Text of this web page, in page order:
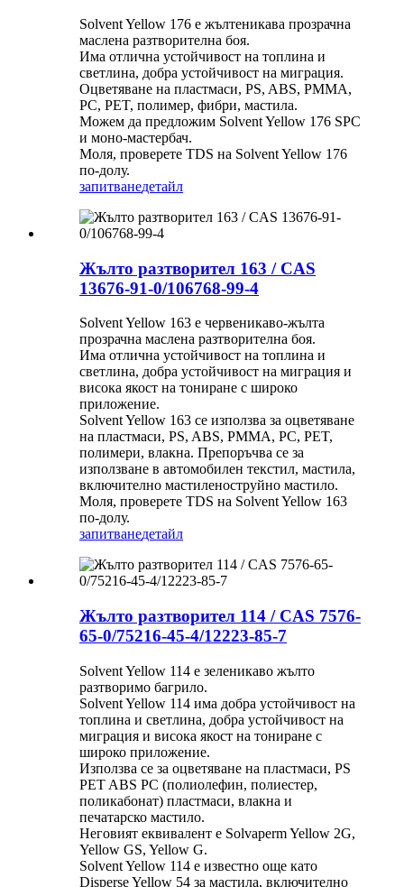
Solvent Yellow 176 е жълтеникава прозрачна
маслена разтворителна боя.
Има отлична устойчивост на топлина и
светлина, добра устойчивост на миграция.
Оцветяване на пластмаси, PS, ABS, PMMA,
PC, PET, полимер, фибри, мастила.
Можем да предложим Solvent Yellow 176 SPC
и моно-мастербач.
Моля, проверете TDS на Solvent Yellow 176
по-долу.
запитванедетайл
Жълто разтворител 163 / CAS
13676-91-0/106768-99-4
Solvent Yellow 163 е червеникаво-жълта
прозрачна маслена разтворителна боя.
Има отлична устойчивост на топлина и
светлина, добра устойчивост на миграция и
висока якост на тониране с широко
приложение.
Solvent Yellow 163 се използва за оцветяване
на пластмаси, PS, ABS, PMMA, PC, PET,
полимери, влакна. Препоръчва се за
използване в автомобилен текстил, мастила,
включително мастиленоструйно мастило.
Моля, проверете TDS на Solvent Yellow 163
по-долу.
запитванедетайл
Жълто разтворител 114 / CAS 7576-
65-0/75216-45-4/12223-85-7
Solvent Yellow 114 е зеленикаво жълто
разтворимо багрило.
Solvent Yellow 114 има добра устойчивост на
топлина и светлина, добра устойчивост на
миграция и висока якост на тониране с
широко приложение.
Използва се за оцветяване на пластмаси, PS
PET ABS PC (полиолефин, полиестер,
поликабонат) пластмаси, влакна и
печатарско мастило.
Неговият еквивалент е Solvaperm Yellow 2G,
Yellow GS, Yellow G.
Solvent Yellow 114 е известно още като
Disperse Yellow 54 за мастила, включително